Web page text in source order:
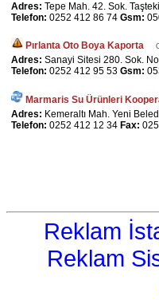
Adres: Tepe Mah. 42. Sok.
Telefon: 0252 412 86 74 Gsm:
Pırlanta Oto Boya Kaporta
Adres: Sanayi Sitesi 280. Sok.
Telefon: 0252 412 95 53 Gsm:
Marmaris Su Ürünleri
Adres: Kemeraltı Mah. Yeni
Telefon: 0252 412 12 34 Fax:
Reklam
Reklam